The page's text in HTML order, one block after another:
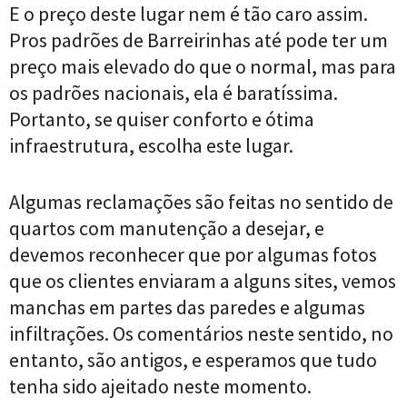
E o preço deste lugar nem é tão caro assim.
Pros padrões de Barreirinhas até pode ter um
preço mais elevado do que o normal, mas para
os padrões nacionais, ela é baratíssima.
Portanto, se quiser conforto e ótima
infraestrutura, escolha este lugar.
Algumas reclamações são feitas no sentido de
quartos com manutenção a desejar, e
devemos reconhecer que por algumas fotos
que os clientes enviaram a alguns sites, vemos
manchas em partes das paredes e algumas
infiltrações. Os comentários neste sentido, no
entanto, são antigos, e esperamos que tudo
tenha sido ajeitado neste momento.